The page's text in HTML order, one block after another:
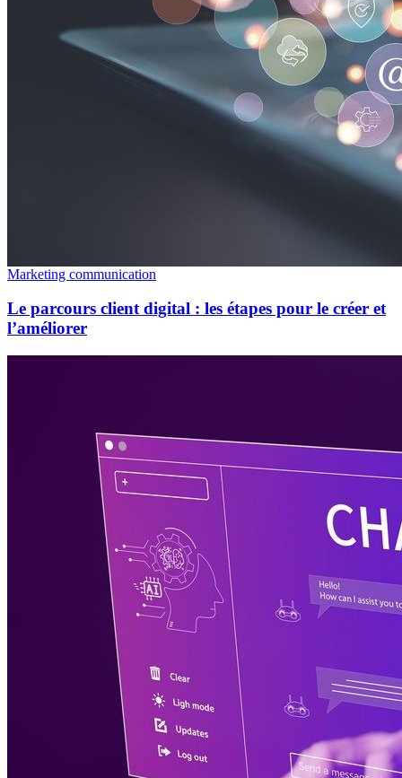
Marketing communication
Le parcours client digital : les étapes pour le créer et
l’améliorer